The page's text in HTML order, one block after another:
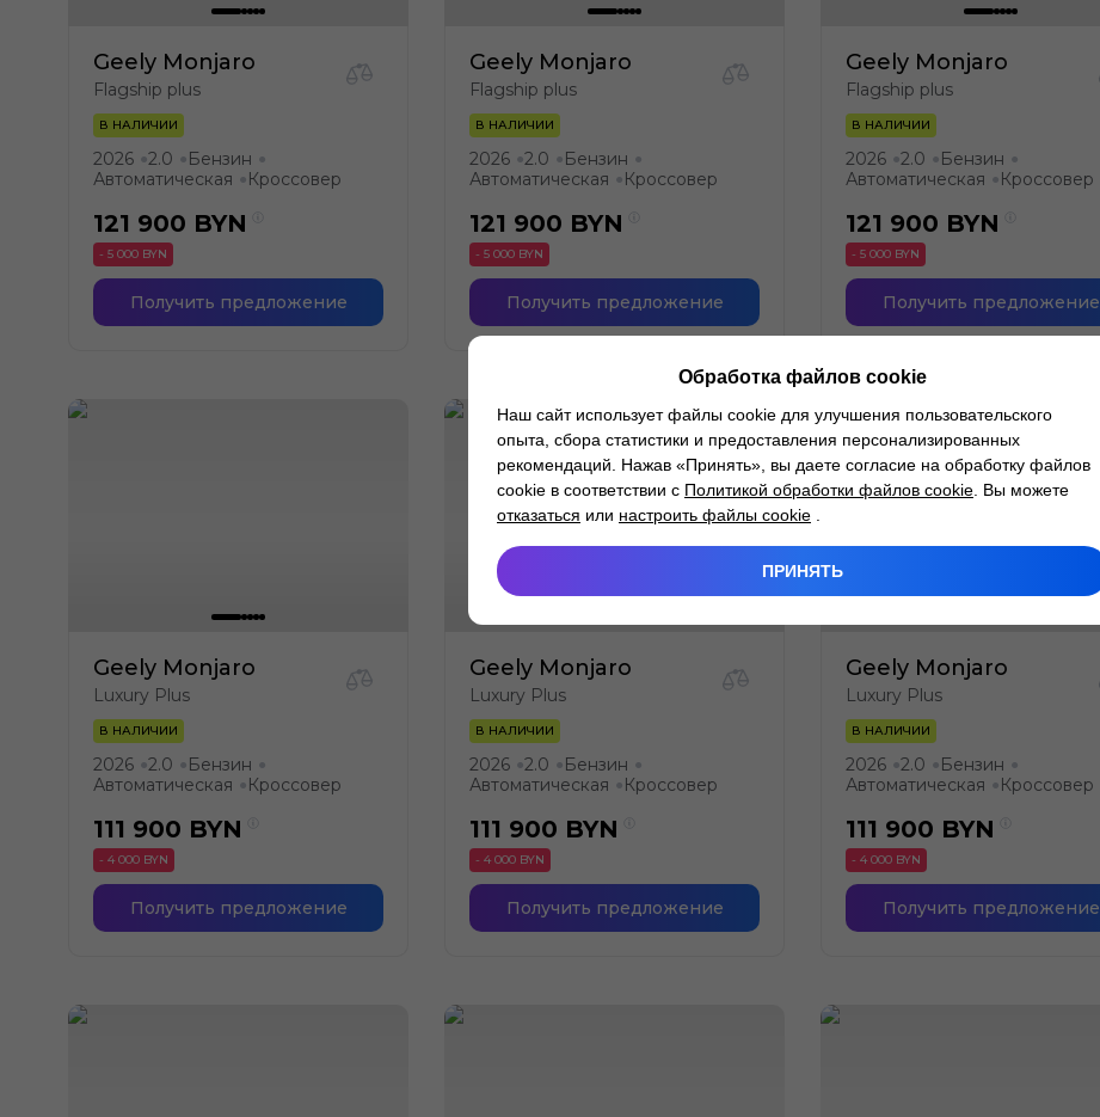
Geely Monjaro
Flagship plus
В НАЛИЧИИ
2026 ●2.0 ● Бензин ●
Автоматическая ● Кроссовер
121 900 BYN
- 5 000 BYN
Получить предложение
Geely Monjaro
Flagship plus
В НАЛИЧИИ
2026 ●2.0 ● Бензин ●
Автоматическая ● Кроссовер
121 900 BYN
- 5 000 BYN
Получить предложение
Geely Monjaro
Flagship plus
В НАЛИЧИИ
2026 ●2.0 ● Бензин ●
Автоматическая ● Кроссовер
121 900 BYN
- 5 000 BYN
Получить предложение
Geely Monjaro
Luxury Plus
В НАЛИЧИИ
2026 ●2.0 ● Бензин ●
Автоматическая ● Кроссовер
111 900 BYN
- 4 000 BYN
Получить предложение
Geely Monjaro
Luxury Plus
В НАЛИЧИИ
2026 ●2.0 ● Бензин ●
Автоматическая ● Кроссовер
111 900 BYN
- 4 000 BYN
Получить предложение
Geely Monjaro
Luxury Plus
В НАЛИЧИИ
2026 ●2.0 ● Бензин ●
Автоматическая ● Кроссовер
111 900 BYN
- 4 000 BYN
Получить предложение
Обработка файлов cookie
Наш сайт использует файлы cookie для улучшения пользовательского
опыта, сбора статистики и предоставления персонализированных
рекомендаций. Нажав «Принять», вы даете согласие на обработку файлов
cookie в соответствии с Политикой обработки файлов cookie . Вы можете
отказаться или настроить файлы cookie
ПРИНЯТЬ